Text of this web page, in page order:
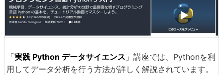
「実践 Python データサイエンス 」講座では、Pythonを利
用してデータ分析を行う方法が詳しく解説されています。